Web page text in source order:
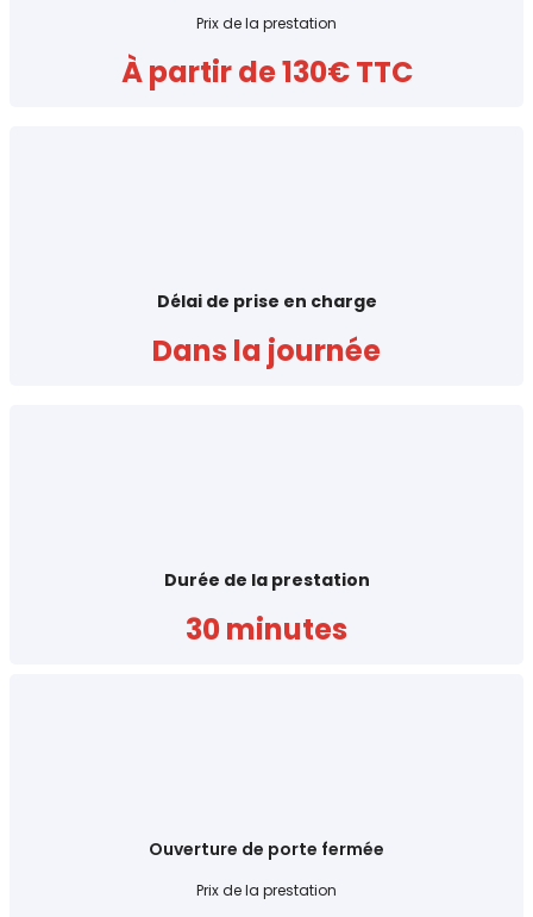
Prix de la prestation
À partir de 130€ TTC
Délai de prise en charge
Dans la journée
Durée de la prestation
30 minutes
Ouverture de porte fermée
Prix de la prestation